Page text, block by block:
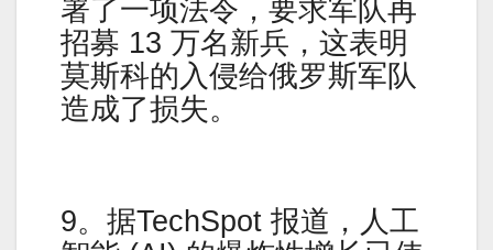
署了一项法令，要求军队再
招募 13 万名新兵，这表明
莫斯科的入侵给俄罗斯军队
造成了损失。
9。据TechSpot 报道，人工